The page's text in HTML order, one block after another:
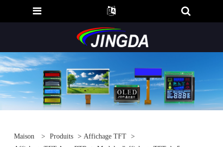
Maison > Produits > Affichage TFT >